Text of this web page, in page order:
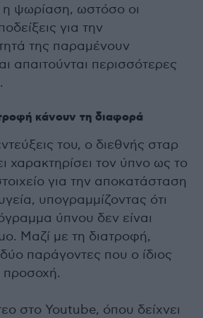
ψωρίαση, ωστόσο οι
για την
της παραμένουν
απαιτούνται περισσότερες
κάνουν τη διαφορά
του, ο διεθνής σταρ
χαρακτηρίσει τον ύπνο ως το
για την αποκατάσταση
υπογραμμίζοντας ότι
ύπνου δεν είναι
Μαζί με τη διατροφή,
παράγοντες που ο ίδιος
προσοχή.
στο Youtube, όπου δείχνει